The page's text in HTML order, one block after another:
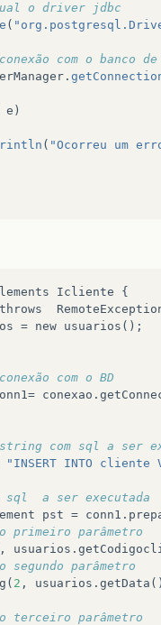
o driver jdbc
(
com o banco de
.
e )
( "Ocorreu um
Icliente
{
throws
= new usuarios ();
com o BD
= conexao .
com sql a ser
"INSERT INTO cliente
sql  a ser executada
pst = conn1 .
primeiro parâmetro
, usuarios .
parâmetro
( 2 , usuarios . getData
terceiro parâmetro